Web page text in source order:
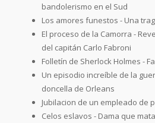
bandolerismo en el Sud
Los amores funestos - Una
El proceso de la Camorra -
del capitán Carlo Fabroni
Folletín de Sherlock Holmes -
Un episodio increíble de la
doncella de Orleans
Jubilacion de un empleado de
Celos eslavos - Dama que